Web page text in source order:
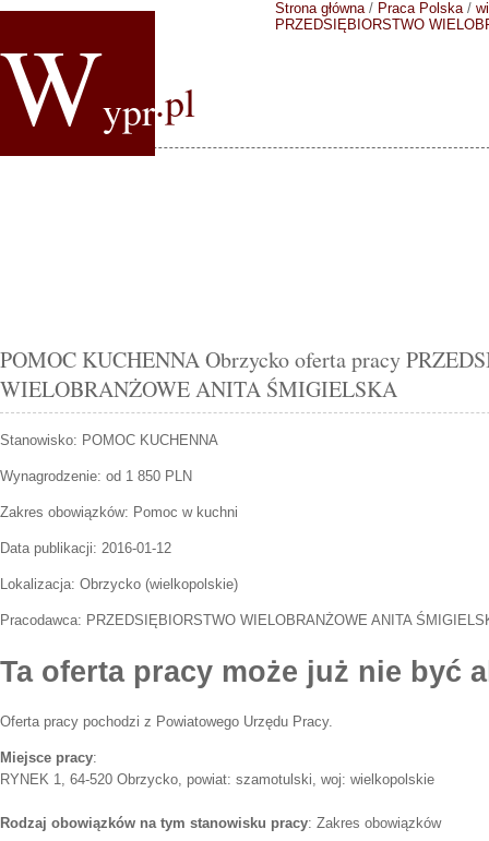
Wypr.pl
Strona główna/ Praca Polska/
PRZEDSIĘBIORSTWO
POMOC KUCHENNA Obrzycko oferta pracy
WIELOBRANŻOWE ANITA ŚMIGIELSKA
Stanowisko: POMOC KUCHENNA
Wynagrodzenie: od 1 850 PLN
Zakres obowiązków: Pomoc w kuchni
Data publikacji: 2016-01-12
Lokalizacja: Obrzycko (wielkopolskie)
Pracodawca: PRZEDSIĘBIORSTWO WIELOBRANŻOWE ANITA
Ta oferta pracy może już nie być
Oferta pracy pochodzi z Powiatowego Urzędu Pracy.
Miejsce pracy:
RYNEK 1, 64-520 Obrzycko, powiat: szamotulski, woj: wielkopolskie
Rodzaj obowiązków na tym stanowisku pracy: Zakres obowiązków